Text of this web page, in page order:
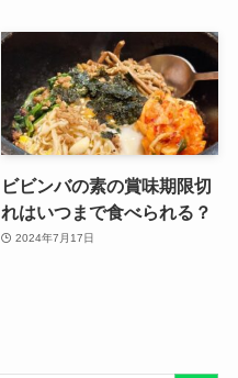
ビビンバの素の賞味期限切
れはいつまで食べられる？
2024年7月17日